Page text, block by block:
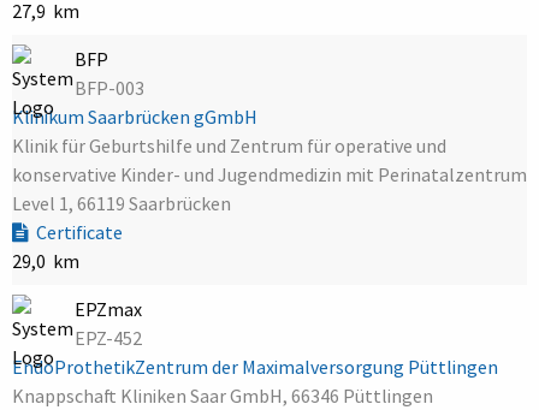
27,9 km
BFP
BFP-003
Klinikum Saarbrücken gGmbH
Klinik für Geburtshilfe und Zentrum für operative und
konservative Kinder- und Jugendmedizin mit Perinatalzentrum
Level 1, 66119 Saarbrücken
Certificate
29,0 km
EPZmax
EPZ-452
EndoProthetikZentrum der Maximalversorgung Püttlingen
Knappschaft Kliniken Saar GmbH, 66346 Püttlingen